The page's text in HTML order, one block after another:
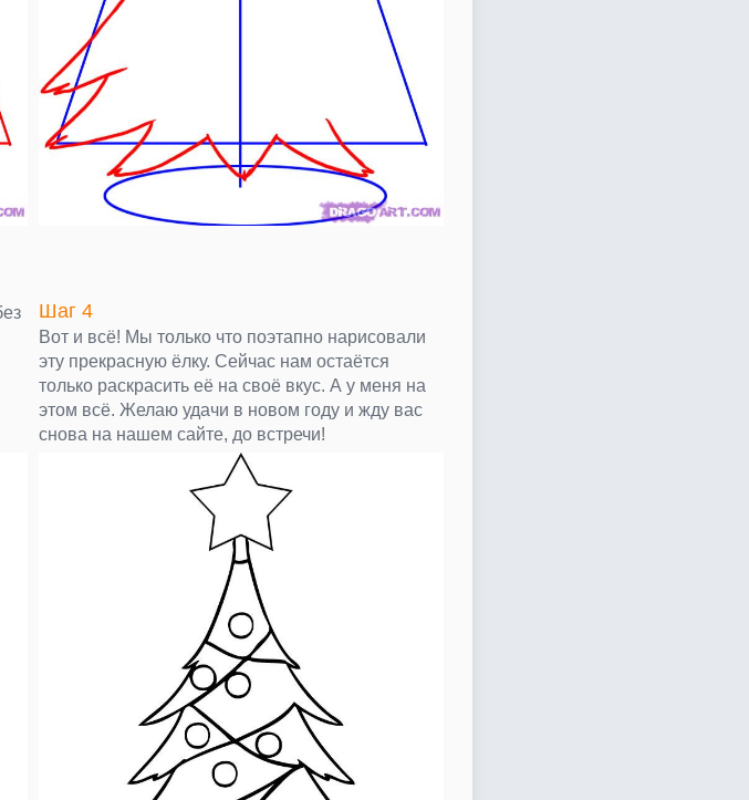
Шаг 4
Вот и всё! Мы только что поэтапно нарисовали
эту прекрасную ёлку. Cейчас нам остаётся
только раскрасить её на своё вкус. А у меня на
этом всё. Желаю удачи в новом году и жду вас
снова на нашем сайте, до встречи!